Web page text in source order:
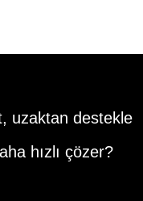
uzaktan destekle
hızlı çözer?